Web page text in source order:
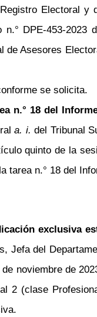
Electoral y
n.° DPE-453-2023
de Asesores
se solicita.
n.° 18 del
a. i. del Tribunal
quinto de la
tarea n.° 18 del
exclusiva
Jefa del
noviembre de
2 (clase